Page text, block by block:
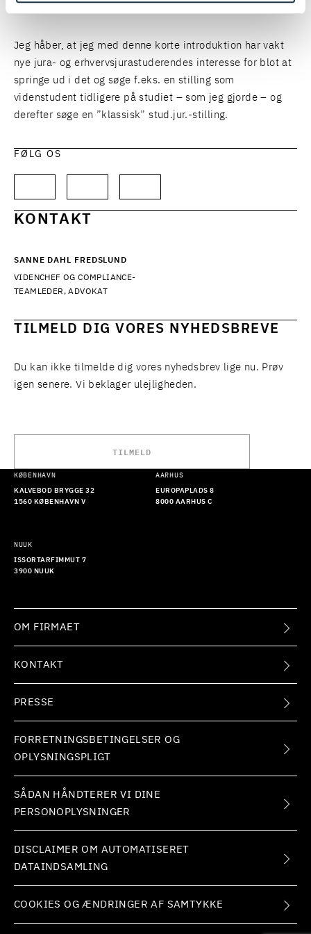
nytte af som stud.jur.
Jeg håber, at jeg med denne korte introduktion har vakt
nye jura- og erhvervsjurastuderendes interesse for blot at
springe ud i det og søge f.eks. en stilling som
videnstudent tidligere på studiet – som jeg gjorde – og
derefter søge en ”klassisk” stud.jur.-stilling.
FØLG OS
KONTAKT
SANNE DAHL FREDSLUND
VIDENCHEF OG COMPLIANCE-
TEAMLEDER, ADVOKAT
TILMELD DIG VORES NYHEDSBREVE
Du kan ikke tilmelde dig vores nyhedsbrev lige nu. Prøv
igen senere. Vi beklager ulejligheden.
TILMELD
KØBENHAVN
KALVEBOD BRYGGE 32
1560 KØBENHAVN V
AARHUS
EUROPAPLADS 8
8000 AARHUS C
NUUK
ISSORTARFIMMUT 7
3900 NUUK
OM FIRMAET
KONTAKT
PRESSE
FORRETNINGSBETINGELSER OG
OPLYSNINGSPLIGT
SÅDAN HÅNDTERER VI DINE
PERSONOPLYSNINGER
DISCLAIMER OM AUTOMATISERET
DATAINDSAMLING
COOKIES OG ÆNDRINGER AF SAMTYKKE